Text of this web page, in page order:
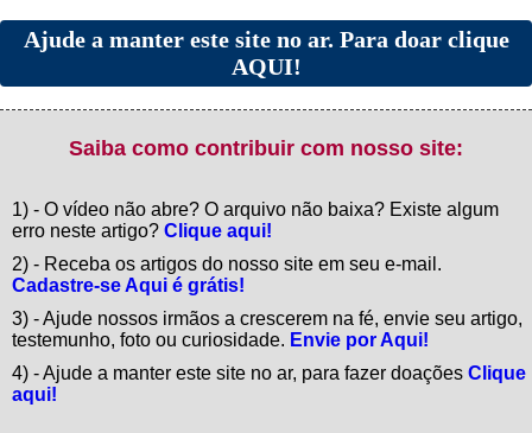
Ajude a manter este site no ar. Para doar clique
AQUI!
Saiba como contribuir com nosso site:
1) - O vídeo não abre? O arquivo não baixa? Existe algum
erro neste artigo? Clique aqui!
2) - Receba os artigos do nosso site em seu e-mail.
Cadastre-se Aqui é grátis!
3) - Ajude nossos irmãos a crescerem na fé, envie seu artigo,
testemunho, foto ou curiosidade. Envie por Aqui!
4) - Ajude a manter este site no ar, para fazer doações Clique
aqui!